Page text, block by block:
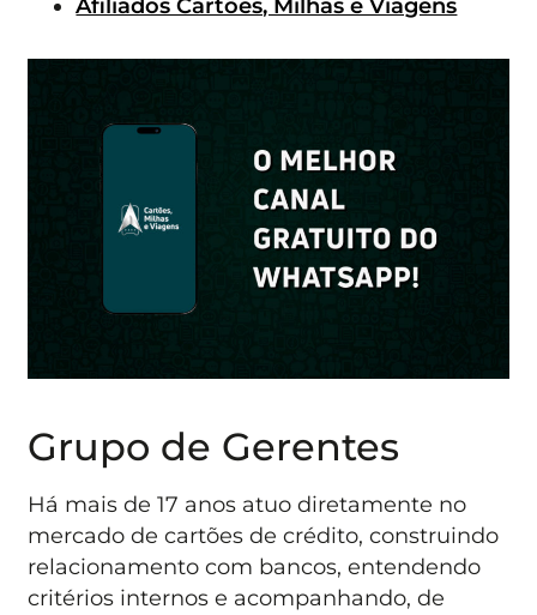
Afiliados Cartões, Milhas e Viagens
Grupo de Gerentes
Há mais de 17 anos atuo diretamente no
mercado de cartões de crédito, construindo
relacionamento com bancos, entendendo
critérios internos e acompanhando, de